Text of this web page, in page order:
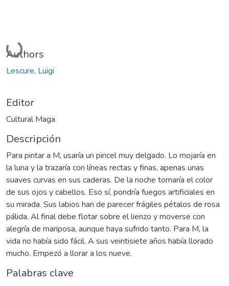
Cargando...
Authors
Lescure, Luigi
Editor
Cultural Maga
Descripción
Para pintar a M, usaría un pincel muy delgado. Lo mojaría en
la luna y la trazaría con líneas rectas y finas, apenas unas
suaves curvas en sus caderas. De la noche tomaría el color
de sus ojos y cabellos. Eso sí, pondría fuegos artificiales en
su mirada. Sus labios han de parecer frágiles pétalos de rosa
pálida. Al final debe flotar sobre el lienzo y moverse con
alegría de mariposa, aunque haya sufrido tanto. Para M, la
vida no había sido fácil. A sus veintisiete años había llorado
mucho. Empezó a llorar a los nueve.
Palabras clave